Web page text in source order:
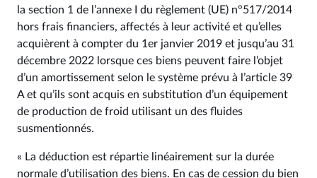
la section 1 de l’annexe I du règlement (UE) n°517/2014
hors frais financiers, affectés à leur activité et qu’elles
acquièrent à compter du 1er janvier 2019 et jusqu’au 31
décembre 2022 lorsque ces biens peuvent faire l’objet
d’un amortissement selon le système prévu à l’article 39
A et qu’ils sont acquis en substitution d’un équipement
de production de froid utilisant un des fluides
susmentionnés.
« La déduction est répartie linéairement sur la durée
normale d’utilisation des biens. En cas de cession du bien